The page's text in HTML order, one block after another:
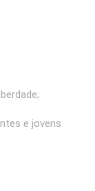
e jovens